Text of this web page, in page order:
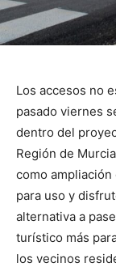
Los accesos no
pasado viernes
dentro del
Región de
como
para uso y
alternativa a
turístico más
los vecinos